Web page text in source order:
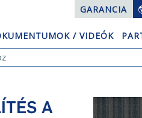
GARANCIA
/ VIDEÓK
A